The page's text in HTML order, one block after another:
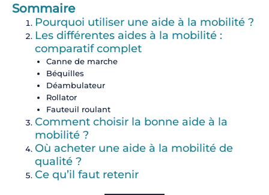
Sommaire
Pourquoi utiliser une aide à la mobilité ?
Les différentes aides à la mobilité :
comparatif complet
Canne de marche
Béquilles
Déambulateur
Rollator
Fauteuil roulant
Comment choisir la bonne aide à la
mobilité ?
Où acheter une aide à la mobilité de
qualité ?
Ce qu’il faut retenir